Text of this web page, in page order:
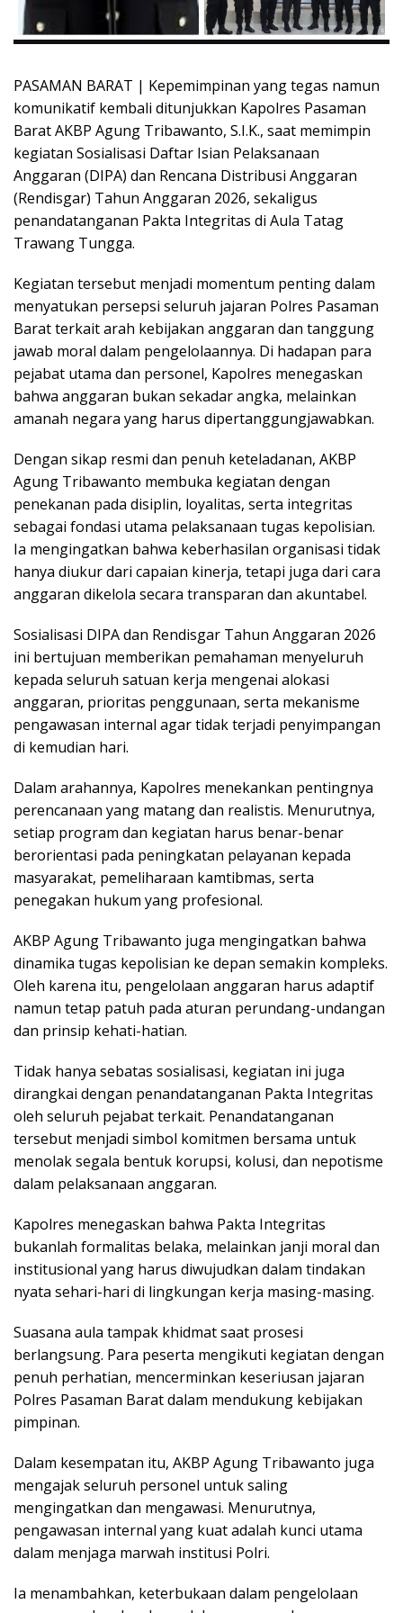
PASAMAN BARAT | Kepemimpinan yang tegas namun
komunikatif kembali ditunjukkan Kapolres Pasaman
Barat AKBP Agung Tribawanto, S.I.K., saat memimpin
kegiatan Sosialisasi Daftar Isian Pelaksanaan
Anggaran (DIPA) dan Rencana Distribusi Anggaran
(Rendisgar) Tahun Anggaran 2026, sekaligus
penandatanganan Pakta Integritas di Aula Tatag
Trawang Tungga.
Kegiatan tersebut menjadi momentum penting dalam
menyatukan persepsi seluruh jajaran Polres Pasaman
Barat terkait arah kebijakan anggaran dan tanggung
jawab moral dalam pengelolaannya. Di hadapan para
pejabat utama dan personel, Kapolres menegaskan
bahwa anggaran bukan sekadar angka, melainkan
amanah negara yang harus dipertanggungjawabkan.
Dengan sikap resmi dan penuh keteladanan, AKBP
Agung Tribawanto membuka kegiatan dengan
penekanan pada disiplin, loyalitas, serta integritas
sebagai fondasi utama pelaksanaan tugas kepolisian.
Ia mengingatkan bahwa keberhasilan organisasi tidak
hanya diukur dari capaian kinerja, tetapi juga dari cara
anggaran dikelola secara transparan dan akuntabel.
Sosialisasi DIPA dan Rendisgar Tahun Anggaran 2026
ini bertujuan memberikan pemahaman menyeluruh
kepada seluruh satuan kerja mengenai alokasi
anggaran, prioritas penggunaan, serta mekanisme
pengawasan internal agar tidak terjadi penyimpangan
di kemudian hari.
Dalam arahannya, Kapolres menekankan pentingnya
perencanaan yang matang dan realistis. Menurutnya,
setiap program dan kegiatan harus benar-benar
berorientasi pada peningkatan pelayanan kepada
masyarakat, pemeliharaan kamtibmas, serta
penegakan hukum yang profesional.
AKBP Agung Tribawanto juga mengingatkan bahwa
dinamika tugas kepolisian ke depan semakin kompleks.
Oleh karena itu, pengelolaan anggaran harus adaptif
namun tetap patuh pada aturan perundang-undangan
dan prinsip kehati-hatian.
Tidak hanya sebatas sosialisasi, kegiatan ini juga
dirangkai dengan penandatanganan Pakta Integritas
oleh seluruh pejabat terkait. Penandatanganan
tersebut menjadi simbol komitmen bersama untuk
menolak segala bentuk korupsi, kolusi, dan nepotisme
dalam pelaksanaan anggaran.
Kapolres menegaskan bahwa Pakta Integritas
bukanlah formalitas belaka, melainkan janji moral dan
institusional yang harus diwujudkan dalam tindakan
nyata sehari-hari di lingkungan kerja masing-masing.
Suasana aula tampak khidmat saat prosesi
berlangsung. Para peserta mengikuti kegiatan dengan
penuh perhatian, mencerminkan keseriusan jajaran
Polres Pasaman Barat dalam mendukung kebijakan
pimpinan.
Dalam kesempatan itu, AKBP Agung Tribawanto juga
mengajak seluruh personel untuk saling
mengingatkan dan mengawasi. Menurutnya,
pengawasan internal yang kuat adalah kunci utama
dalam menjaga marwah institusi Polri.
Ia menambahkan, keterbukaan dalam pengelolaan